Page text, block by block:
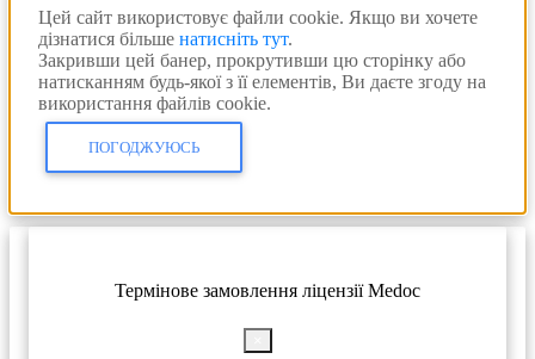
Цей сайт використовує файли cookie. Якщо ви хочете
дізнатися більше натисніть тут.
Закривши цей банер, прокрутивши цю сторінку або
натисканням будь-якої з її елементів, Ви даєте згоду на
використання файлів cookie.
ПОГОДЖУЮСЬ
Термінове замовлення ліцензії Medoc